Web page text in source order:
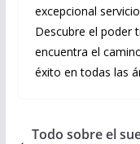
excepcional
Descubre el poder
encuentra el
éxito en todas las
Todo sobre el